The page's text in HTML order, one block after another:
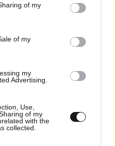
behaviour. You may click to
and its third-party tags to
purposes in below Google
of my
of my
my
Advertising.
Use,
of my
with the
collected.